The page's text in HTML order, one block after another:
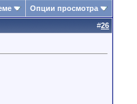
Опции просмотра
#26